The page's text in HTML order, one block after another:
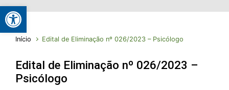
Início Edital de Eliminação nº 026/2023 – Psicólogo
Edital de Eliminação nº 026/2023 –
Psicólogo
Abrir a barra de ferramentas